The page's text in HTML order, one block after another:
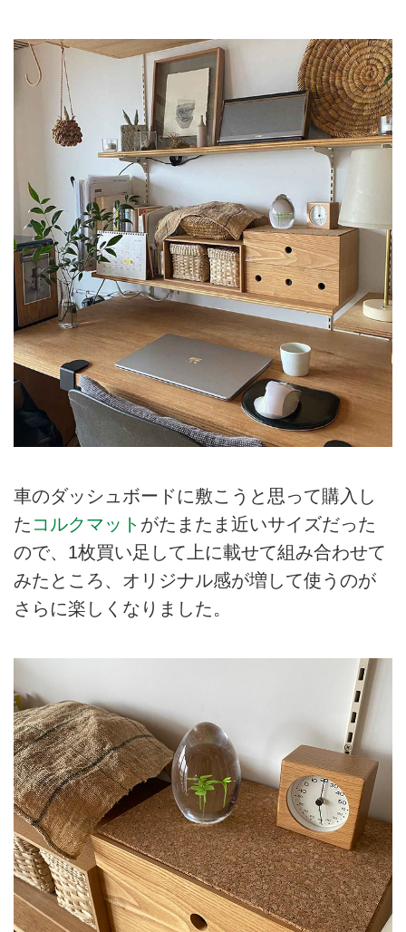
車のダッシュボードに敷こうと思って購入し
た コルクマット がたまたま近いサイズだった
ので、1枚買い足して上に載せて組み合わせて
みたところ、オリジナル感が増して使うのが
さらに楽しくなりました。